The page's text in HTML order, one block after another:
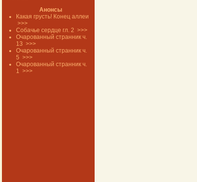
Анонсы
Какая грусть! Конец аллеи
>>>
Собачье сердце гл. 2 >>>
Очарованный странник ч.
13 >>>
Очарованный странник ч.
5 >>>
Очарованный странник ч.
1 >>>